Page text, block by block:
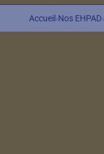
Accueil ›Nos EHPAD›